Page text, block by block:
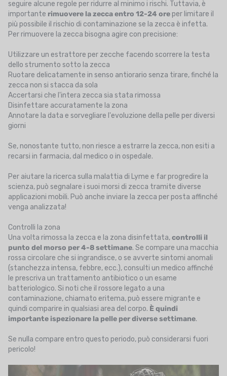
seguire alcune regole per ridurre al minimo i rischi. Tuttavia, è
importante rimuovere la zecca entro 12-24 ore per limitare il
più possibile il rischio di contaminazione se la zecca è infetta.
Per rimuovere la zecca bisogna agire con precisione:
Utilizzare un estrattore per zecche facendo scorrere la testa
dello strumento sotto la zecca
Ruotare delicatamente in senso antiorario senza tirare, finché la
zecca non si stacca da sola
Accertarsi che l'intera zecca sia stata rimossa
Disinfettare accuratamente la zona
Annotare la data e sorvegliare l'evoluzione della pelle per diversi
giorni
Se, nonostante tutto, non riesce a estrarre la zecca, non esiti a
recarsi in farmacia, dal medico o in ospedale.
Per aiutare la ricerca sulla malattia di Lyme e far progredire la
scienza, può segnalare i suoi morsi di zecca tramite diverse
applicazioni mobili. Può anche inviare la zecca per posta affinché
venga analizzata!
Controlli la zona
Una volta rimossa la zecca e la zona disinfettata,controlli il
punto del morso per 4-8 settimane. Se compare una macchia
rossa circolare che si ingrandisce, o se avverte sintomi anomali
(stanchezza intensa, febbre, ecc.), consulti un medico affinché
le prescriva un trattamento antibiotico o un esame
batteriologico. Si noti che il rossore legato a una
contaminazione, chiamato eritema, può essere migrante e
quindi comparire in qualsiasi area del corpo. È quindi
importante ispezionare la pelle per diverse settimane.
Se nulla compare entro questo periodo, può considerarsi fuori
pericolo!